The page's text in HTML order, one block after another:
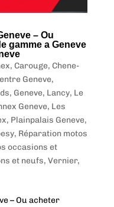
– Ou
gamme a Geneve
, Carouge, Chene-
Geneve,
, Geneve, Lancy, Le
Geneve, Les
, Plainpalais Geneve,
, Réparation motos
occasions et
et neufs, Vernier,
– Ou acheter